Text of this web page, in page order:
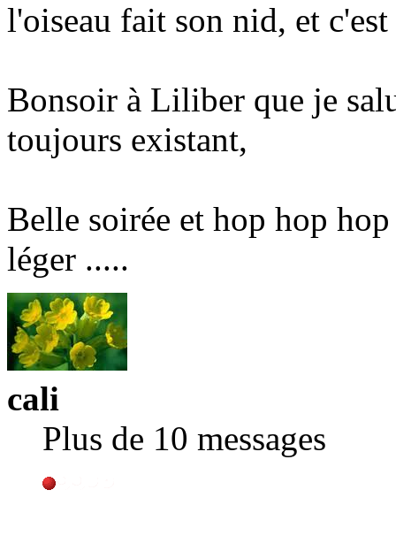
l'oiseau fait son nid, et
Bonsoir à Liliber que je
toujours existant,
Belle soirée et hop hop
léger .....
cali
Plus de 10 messages